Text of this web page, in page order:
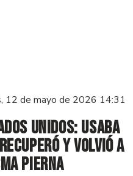
12 de mayo de 2026 14:31
Unidos: Usaba
y volvió a
pierna